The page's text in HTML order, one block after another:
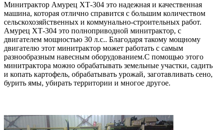
Минитрактор Амурец ХТ-304 это надежная и качественная
машина, которая отлично справится с большим количеством
сельскохозяйственных и коммунально-строительных работ.
Амурец ХТ-304 это полноприводной минитрактор, с
двигателем мощностью 30 л.с.. Благодаря такому мощному
двигателю этот минитрактор может работать с самым
разнообразным навесным оборудованием.С помощью этого
минитрактора можно обрабатывать земельные участки, садить
и копать картофель, обрабатывать урожай, заготавливать сено,
бурить ямы, убирать территории и многое другое.